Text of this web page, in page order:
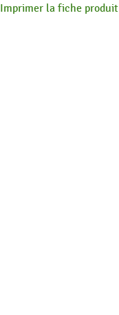
Imprimer la fiche produit